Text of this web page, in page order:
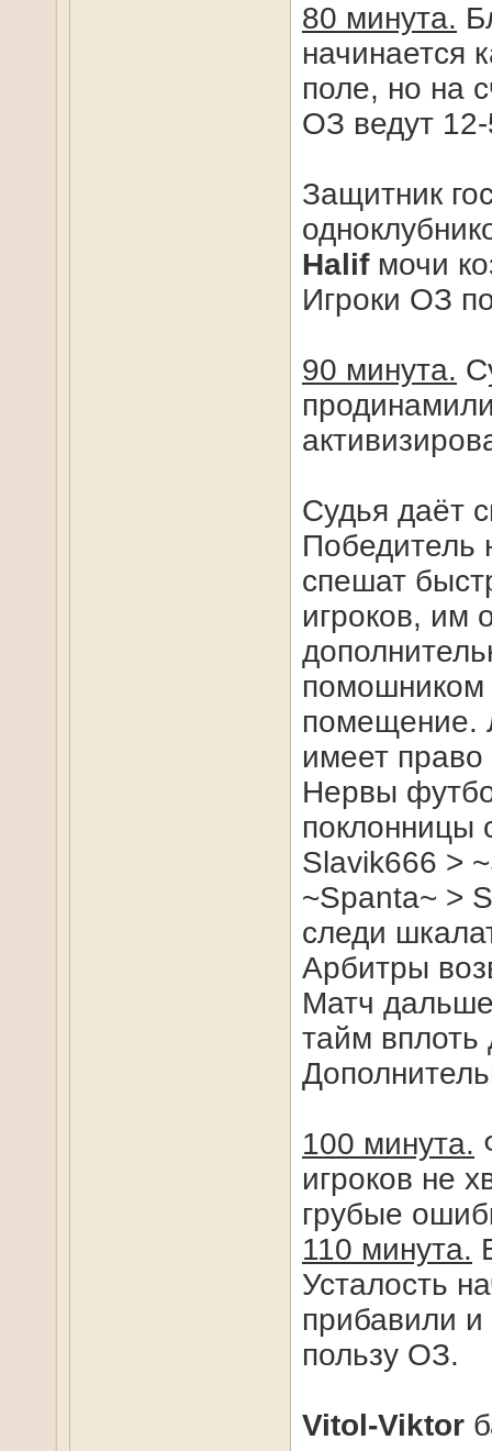
80 минута.
начинается
поле, но на
ОЗ ведут
Защитник
Halifмочи
Игроки ОЗ
90 минута.
Судья даёт
Победитель
спешат
игроков, им
помошником
помещение.
имеет
Нервы
поклонницы
Slavik666 >
~Spanta~ >
следи
Арбитры
Матч
тайм вплоть
100 минута.
игроков не
грубые
110 минута.
Усталость
прибавили и
пользу ОЗ.
Vitol-Viktor